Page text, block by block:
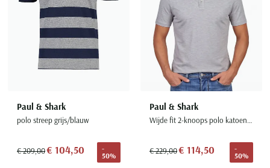
Seidensticker
Slater
State of Art
Superdry
Thomas Maine
Tommy Hilfiger
UBR
Paul & Shark
polo streep grijs/blauw
€ 209,00€ 104,50
-
50%
Paul & Shark
Wijde fit 2-knoops polo katoen grijs gemêleerd
€ 229,00€ 114,50
-
50%